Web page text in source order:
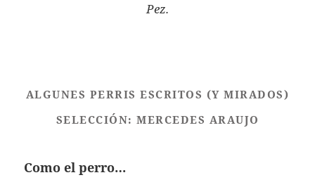
Pez.
ALGUNES PERRIS ESCRITOS (Y MIRADOS)
SELECCIÓN: MERCEDES ARAUJO
Como el perro…